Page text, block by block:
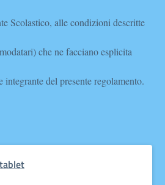
Scolastico, alle condizioni descritte
che ne facciano esplicita
del presente regolamento.